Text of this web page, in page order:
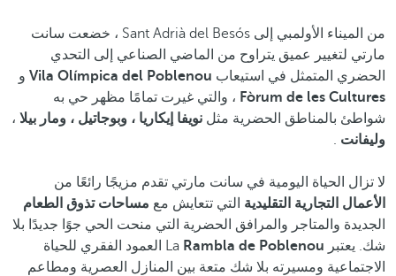
من الميناء الأولمبي إلى Sant Adrià del Besós ، خضعت سانت
مارتي لتغيير عميق يتراوح من الماضي الصناعي إلى التحدي
الحضري المتمثل في استيعاب Vila Olímpica del Poblenou و
Fòrum de les Cultures ، والتي غيرت تمامًا مظهر حي به
شواطئ بالمناطق الحضرية مثل نويفا إيكاريا ، وبوجاتيل ، ومار بيلا ،
وليفانت .
لا تزال الحياة اليومية في سانت مارتي تقدم مزيجًا رائعًا من
الأعمال التجارية التقليدية التي تتعايش مع مساحات تذوق الطعام
الجديدة والمتاجر والمرافق الحضرية التي منحت الحي جوًا جديدًا بلا
شك. يعتبر La Rambla de Poblenou
العمود الفقري للحياة
الاجتماعية ومسيرته بلا شك متعة بين المنازل العصرية ومطاعم